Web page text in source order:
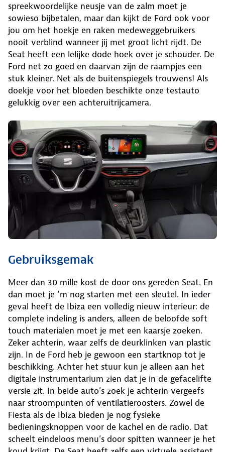
spreekwoordelijke neusje van de zalm moet je
sowieso bijbetalen, maar dan kijkt de Ford ook voor
jou om het hoekje en raken medeweggebruikers
nooit verblind wanneer jij met groot licht rijdt. De
Seat heeft een lelijke dode hoek over je schouder. De
Ford net zo goed en daarvan zijn de raampjes een
stuk kleiner. Net als de buitenspiegels trouwens! Als
doekje voor het bloeden beschikte onze testauto
gelukkig over een achteruitrijcamera.
Gebruiksgemak
Meer dan 30 mille kost de door ons gereden Seat. En
dan moet je ‘m nog starten met een sleutel. In ieder
geval heeft de Ibiza een volledig nieuw interieur: de
complete indeling is anders, alleen de beloofde soft
touch materialen moet je met een kaarsje zoeken.
Zeker achterin, waar zelfs de deurklinken van plastic
zijn. In de Ford heb je gewoon een startknop tot je
beschikking. Achter het stuur kun je alleen aan het
digitale instrumentarium zien dat je in de gefacelifte
versie zit. In beide auto’s zoek je achterin vergeefs
naar stroompunten of ventilatieroosters. Zowel de
Fiesta als de Ibiza bieden je nog fysieke
bedieningsknoppen voor de kachel en de radio. Dat
scheelt eindeloos menu’s door spitten wanneer je het